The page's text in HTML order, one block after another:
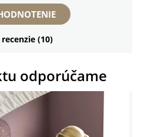
(10)
odporúčame